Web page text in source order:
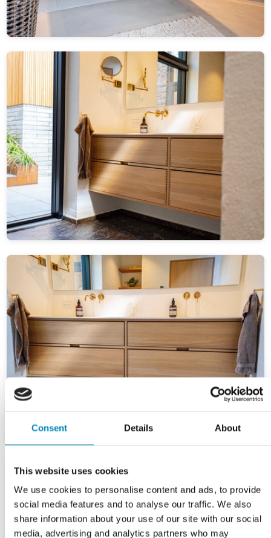
Consent Details About
This website uses cookies
We use cookies to personalise content and ads, to provide
social media features and to analyse our traffic. We also
share information about your use of our site with our social
media, advertising and analytics partners who may